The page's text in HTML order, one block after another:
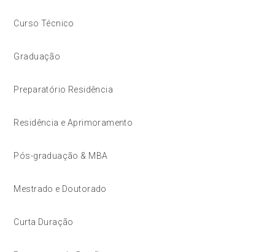
Curso Técnico
Graduação
Preparatório Residência
Residência e Aprimoramento
Pós-graduação & MBA
Mestrado e Doutorado
Curta Duração